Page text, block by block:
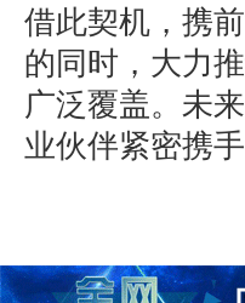
借此契机，携
的同时，大力
广泛覆盖。未
业伙伴紧密携